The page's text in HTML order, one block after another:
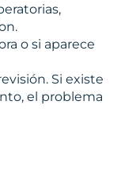
o si aparece
Si existe
el problema